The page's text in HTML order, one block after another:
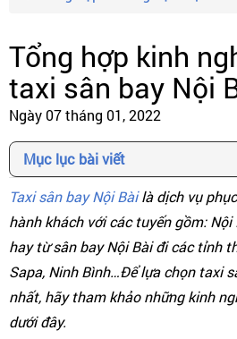
Tổng hợp kinh
taxi sân bay Nội
Ngày 07 tháng 01, 2022
Mục lục bài viết
Taxi sân bay Nội Bàilà dịch vụ
hành khách với các tuyến gồm:
hay từ sân bay Nội Bài đi các tỉnh
Sapa, Ninh Bình…Để lựa chọn taxi
nhất, hãy tham khảo những kinh
dưới đây.